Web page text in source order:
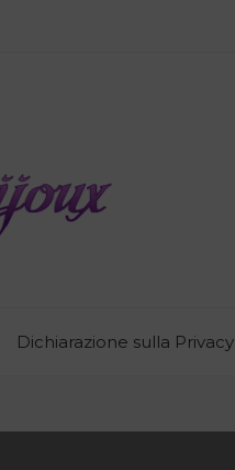
Dichiarazione sulla Privacy